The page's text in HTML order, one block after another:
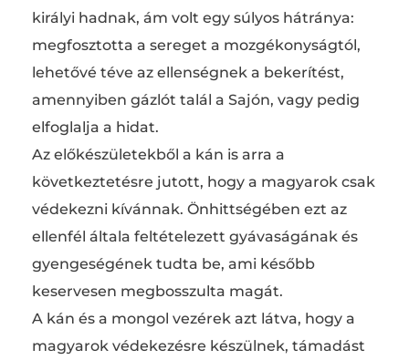
királyi hadnak, ám volt egy súlyos hátránya:
megfosztotta a sereget a mozgékonyságtól,
lehetővé téve az ellenségnek a bekerítést,
amennyiben gázlót talál a Sajón, vagy pedig
elfoglalja a hidat.
Az előkészületekből a kán is arra a
következtetésre jutott, hogy a magyarok csak
védekezni kívánnak. Önhittségében ezt az
ellenfél általa feltételezett gyávaságának és
gyengeségének tudta be, ami később
keservesen megbosszulta magát.
A kán és a mongol vezérek azt látva, hogy a
magyarok védekezésre készülnek, támadást